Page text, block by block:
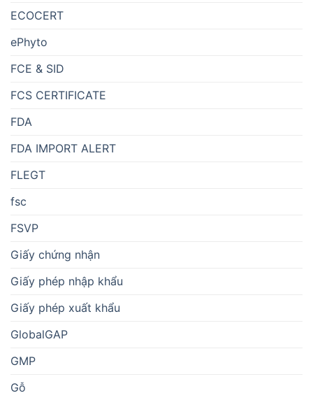
ECOCERT
ePhyto
FCE & SID
FCS CERTIFICATE
FDA
FDA IMPORT ALERT
FLEGT
fsc
FSVP
Giấy chứng nhận
Giấy phép nhập khẩu
Giấy phép xuất khẩu
GlobalGAP
GMP
Gỗ